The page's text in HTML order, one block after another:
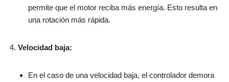
permite que el motor reciba más energía. Esto resulta en
una rotación más rápida.
Velocidad baja:
En el caso de una velocidad baja, el controlador demora